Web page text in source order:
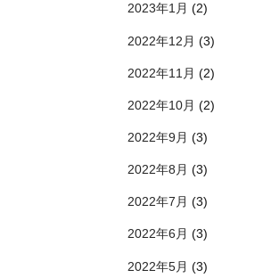
2023年1月 (2)
2022年12月 (3)
2022年11月 (2)
2022年10月 (2)
2022年9月 (3)
2022年8月 (3)
2022年7月 (3)
2022年6月 (3)
2022年5月 (3)